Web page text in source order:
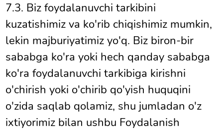
7.3. Biz foydalanuvchi tarkibini
kuzatishimiz va ko'rib chiqishimiz mumkin,
lekin majburiyatimiz yo'q. Biz biron-bir
sababga ko'ra yoki hech qanday sababga
ko'ra foydalanuvchi tarkibiga kirishni
o'chirish yoki o'chirib qo'yish huquqini
o'zida saqlab qolamiz, shu jumladan o'z
ixtiyorimiz bilan ushbu Foydalanish